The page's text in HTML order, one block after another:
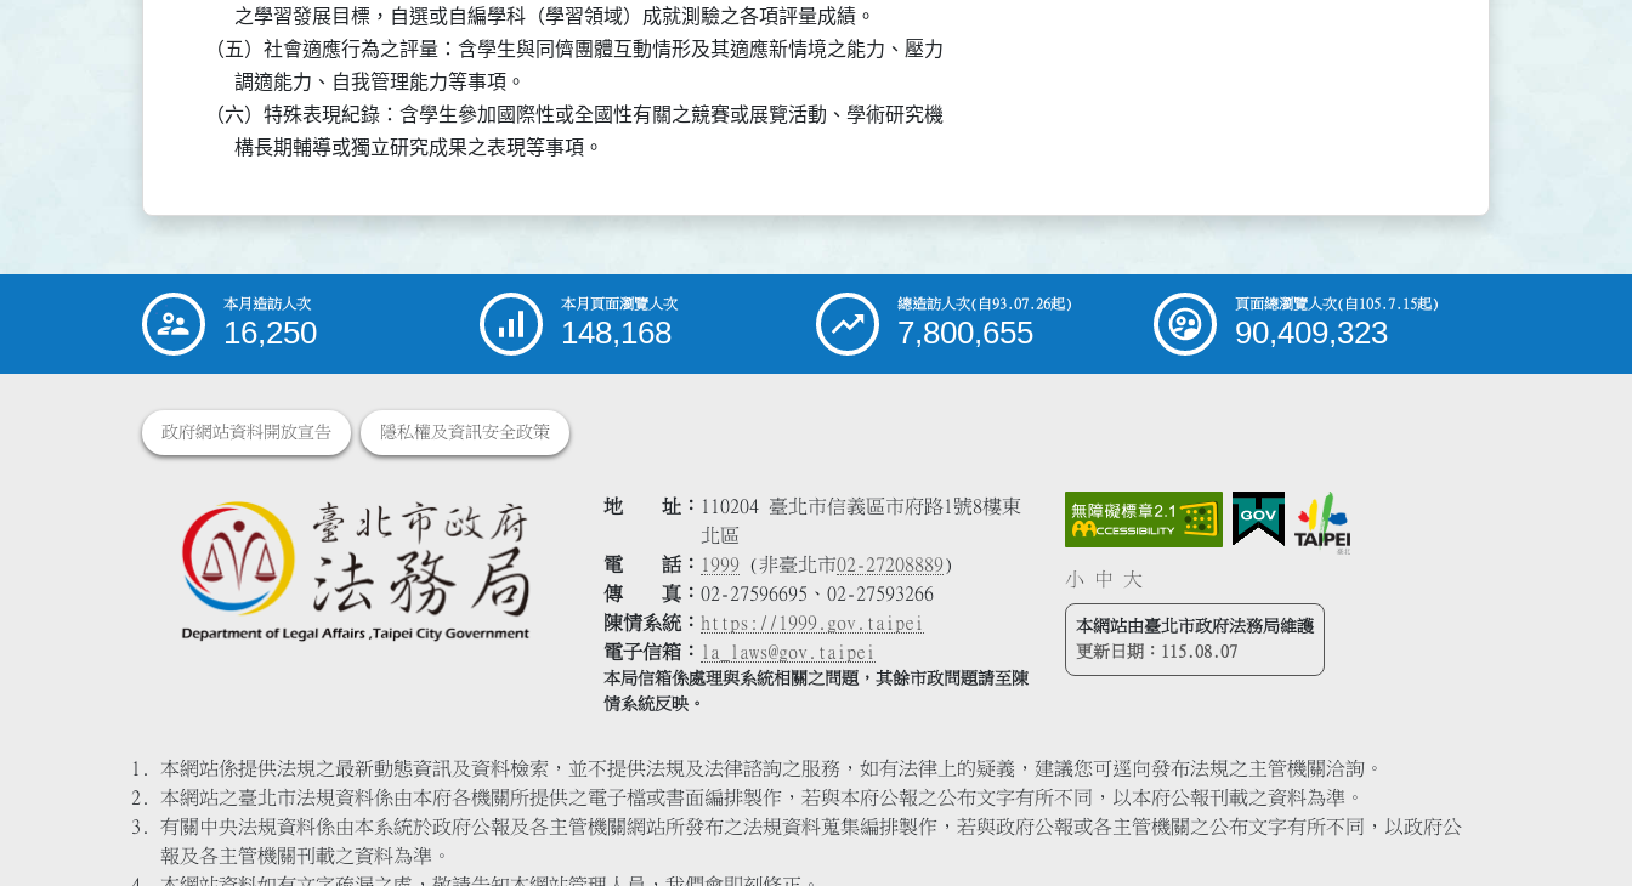
          之學習發展目標，自選或自編學科（學習領域）成就測驗之各項評量成績。
    （五）社會適應行為之評量：含學生與同儕團體互動情形及其適應新情境之能力、壓力
          調適能力、自我管理能力等事項。
    （六）特殊表現紀錄：含學生參加國際性或全國性有關之競賽或展覽活動、學術研究機
          構長期輔導或獨立研究成果之表現等事項。
::: 本月造訪人次
16,250
本月頁面瀏覽人次
148,168
總造訪人次(自93.07.26起)
7,800,655
頁面總瀏覽人次(自105.7.15起)
90,409,323
政府網站資料開放宣告 隱私權及資訊安全政策
地 址
110204 臺北市信義區市府路1號8樓東
北區
電 話
1999 (非臺北市02-27208889)
傳 真
02-27596695、02-27593266
陳情系統
https://1999.gov.taipei
電子信箱
la_laws@gov.taipei
本局信箱係處理與系統相關之問題，其餘市政問題請至陳
情系統反映。
小 中 大
本網站由臺北市政府法務局維護
更新日期： 115.08.07
本網站係提供法規之最新動態資訊及資料檢索，並不提供法規及法律諮詢之服務，如有法律上的疑義，建議您可逕向發布法規之主管機關洽詢。
本網站之臺北市法規資料係由本府各機關所提供之電子檔或書面編排製作，若與本府公報之公布文字有所不同，以本府公報刊載之資料為準。
有關中央法規資料係由本系統於政府公報及各主管機關網站所發布之法規資料蒐集編排製作，若與政府公報或各主管機關之公布文字有所不同，以政府公
報及各主管機關刊載之資料為準。